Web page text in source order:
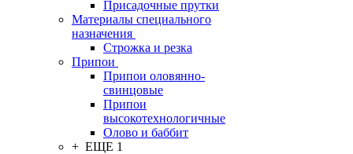
Присадочные прутки
Материалы специального
назначения
Строжка и резка
Припои
Припои оловянно-
свинцовые
Припои
высокотехнологичные
Олово и баббит
+ ЕЩЕ 1